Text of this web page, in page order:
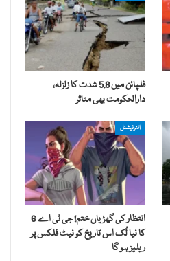
فلپائن میں 5.8 شدت کا زلزلہ،
دارالحکومت بھی متاثر
انٹرنیشنل
انتظار کی گھڑیاں ختم! جی ٹی اے 6
کا نیا لُک اس تاریخ کو نیٹ فلکس پر
ریلیز ہو گا